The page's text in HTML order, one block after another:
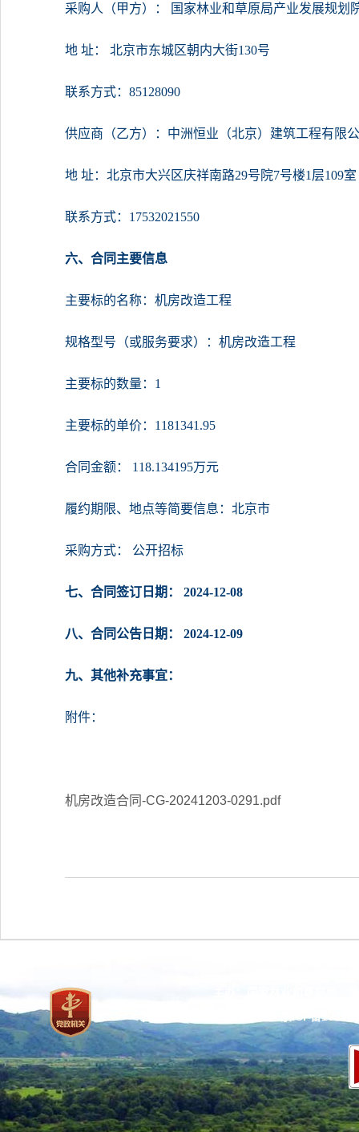
采购人（甲方）： 国家林业和草原局产业发展规划
地 址： 北京市东城区朝内大街130号
联系方式：85128090
供应商（乙方）：中洲恒业（北京）建筑工程有限
地 址：北京市大兴区庆祥南路29号院7号楼1层109室
联系方式：17532021550
六、合同主要信息
主要标的名称：机房改造工程
规格型号（或服务要求）：机房改造工程
主要标的数量：1
主要标的单价：1181341.95
合同金额： 118.134195万元
履约期限、地点等简要信息：北京市
采购方式： 公开招标
七、合同签订日期： 2024-12-08
八、合同公告日期： 2024-12-09
九、其他补充事宜：
附件：
机房改造合同-CG-20241203-0291.pdf
京ICP备